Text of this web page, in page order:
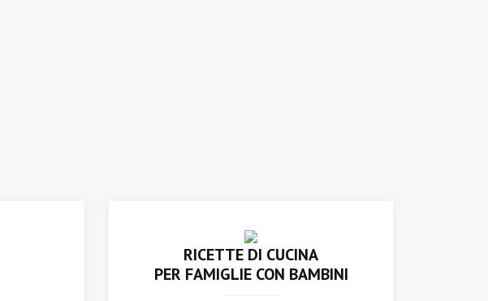
RICETTE DI CUCINA
PER FAMIGLIE CON BAMBINI